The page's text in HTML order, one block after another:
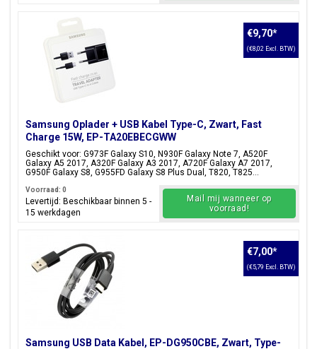
Samsung Oplader + USB Kabel Type-C, Zwart, Fast
Charge 15W, EP-TA20EBECGWW
Geschikt voor: G973F Galaxy S10, N930F Galaxy Note 7, A520F
Galaxy A5 2017, A320F Galaxy A3 2017, A720F Galaxy A7 2017,
G950F Galaxy S8, G955FD Galaxy S8 Plus Dual, T820, T825...
€9,70*
(€8,02 Excl. BTW)
Voorraad: 0
Levertijd: Beschikbaar binnen 5 -
15 werkdagen
Mail mij wanneer op
voorraad!
Samsung USB Data Kabel, EP-DG950CBE, Zwart, Type-
€7,00*
(€5,79 Excl. BTW)